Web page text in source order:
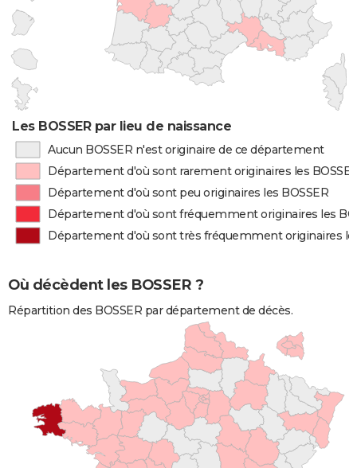
Les BOSSER par lieu de naissance
Aucun BOSSER n'est originaire de ce département
Département d'où sont rarement originaires les
Département d'où sont peu originaires les BOSSER
Département d'où sont fréquemment originaires les
Département d'où sont très fréquemment originaires
Où décèdent les BOSSER ?
Répartition des BOSSER par département de décès.